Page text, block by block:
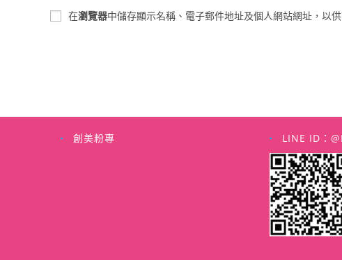
name
or
email
address
在瀏覽器中儲存顯示名稱、電子郵件地址及個人網站網址，以
創美粉專 LINE ID：